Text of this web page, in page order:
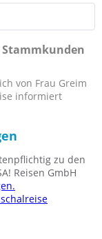
von Frau Greim
informiert
zu den
Reisen GmbH